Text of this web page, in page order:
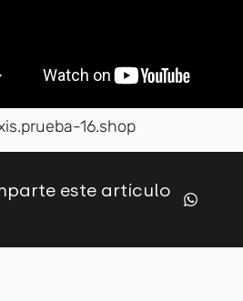
16.shop
este artículo